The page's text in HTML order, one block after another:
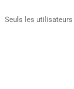
Seuls les